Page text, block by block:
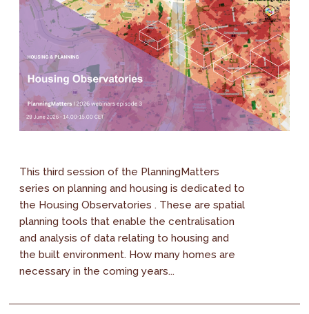
This third session of the PlanningMatters
series on planning and housing is dedicated to
the Housing Observatories . These are spatial
planning tools that enable the centralisation
and analysis of data relating to housing and
the built environment. How many homes are
necessary in the coming years...